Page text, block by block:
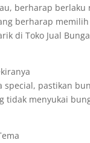
berharap
berharap
di Toko Jual
pastikan
tidak menyukai